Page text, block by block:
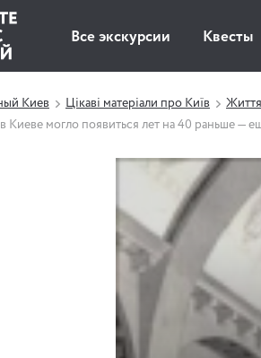
Все экскурсии Квесты
Киев Цікаві матеріали про Київ Життя
Киеве могло появиться лет на 40 раньше —